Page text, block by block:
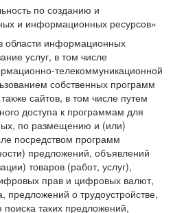
по созданию и
и информационных ресурсов»
области информационных
услуг, в том числе
телекоммуникационной
собственных программ
сайтов, в том числе путем
доступа к программам для
по размещению и (или)
посредством программ
предложений, объявлений
товаров (работ, услуг),
прав и цифровых валют,
предложений о трудоустройстве,
таких предложений,